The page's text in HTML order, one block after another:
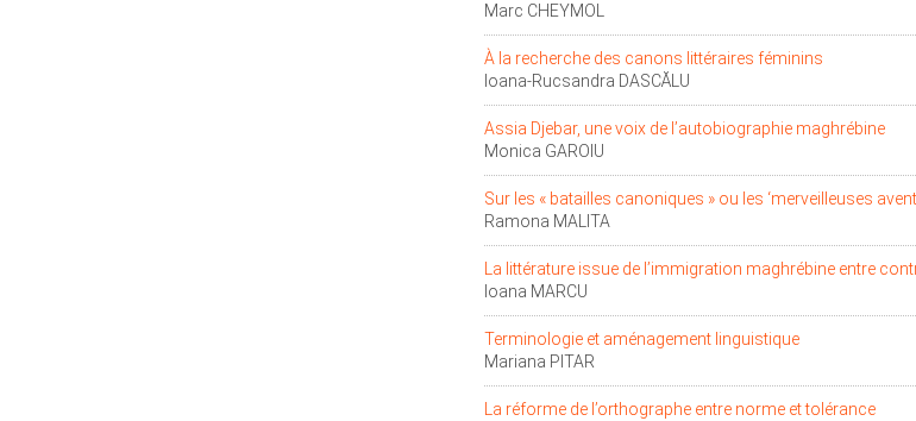
Marc CHEYMOL
À la recherche des canons littéraires féminins
Ioana-Rucsandra DASCĂLU
Assia Djebar, une voix de l’autobiographie maghrébine
Monica GAROIU
Sur les « batailles canoniques » ou les ‘merveilleuses
Ramona MALITA
La littérature issue de l’immigration maghrébine entre
Ioana MARCU
Terminologie et aménagement linguistique
Mariana PITAR
La réforme de l’orthographe entre norme et tolérance